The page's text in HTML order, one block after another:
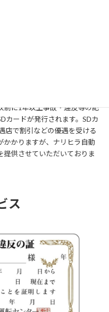
前に1年以上事故・違反等の記
カードが発行されます。SDカ
店で割引などの優遇を受ける
かかりますが、ナリヒラ自動
提供させていただいておりま
ス